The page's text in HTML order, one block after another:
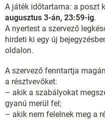
A játék időtartama: a poszt
augusztus 3-án, 23:59-ig.
A nyertest a szervező
hirdeti ki egy új
oldalon.
A szervező fenntartja
a résztvevőket:
– akik a szabályokat
gyanú merül fel;
– akik nem felelnek meg a